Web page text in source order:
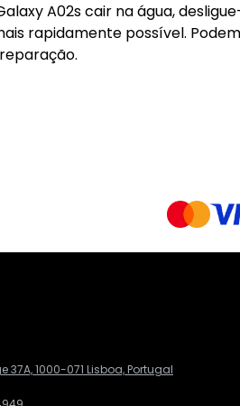
A02s cair na água,
rapidamente possível.
1000-071 Lisboa, Portugal